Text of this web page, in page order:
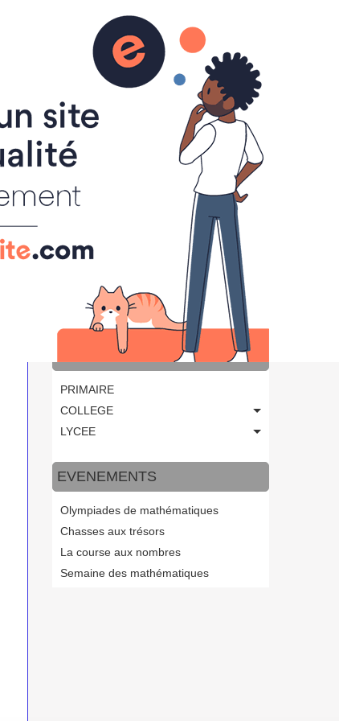
Programmes officiels
OK
MENU
Cours de mathématiques
Sujets de brevet
Histoire de l'art
TICE
SITES DE CLASSES
PRIMAIRE
COLLEGE
LYCEE
EVENEMENTS
Olympiades de mathématiques
Chasses aux trésors
La course aux nombres
Semaine des mathématiques